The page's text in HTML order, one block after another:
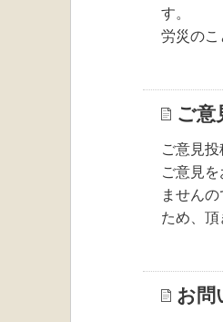
す。
労災のこ
ご意
ご意見
ご意見
ません
ため、
お問